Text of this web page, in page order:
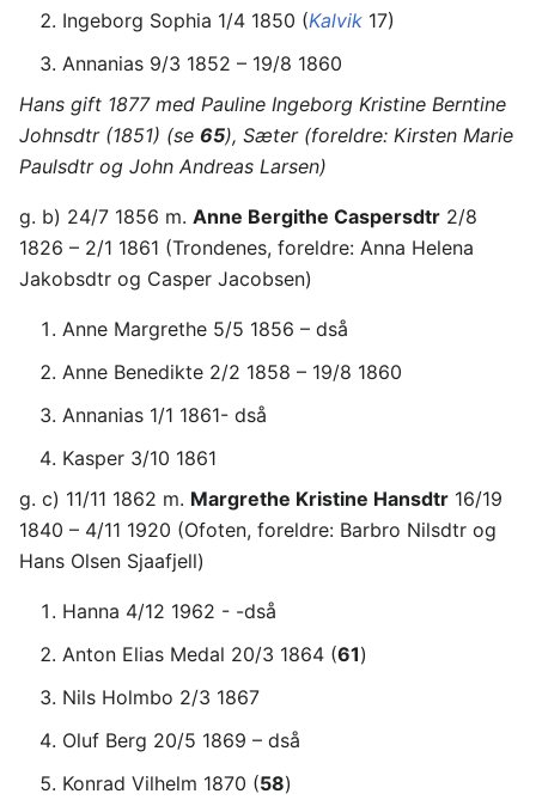
Ingeborg Sophia 1/4 1850 (Kalvik 17)
Annanias 9/3 1852 – 19/8 1860
Hans gift 1877 med Pauline Ingeborg Kristine Berntine
Johnsdtr (1851) (se 65), Sæter (foreldre: Kirsten Marie
Paulsdtr og John Andreas Larsen)
g. b) 24/7 1856 m. Anne Bergithe Caspersdtr 2/8
1826 – 2/1 1861 (Trondenes, foreldre: Anna Helena
Jakobsdtr og Casper Jacobsen)
Anne Margrethe 5/5 1856 – dså
Anne Benedikte 2/2 1858 – 19/8 1860
Annanias 1/1 1861- dså
Kasper 3/10 1861
g. c) 11/11 1862 m. Margrethe Kristine Hansdtr 16/19
1840 – 4/11 1920 (Ofoten, foreldre: Barbro Nilsdtr og
Hans Olsen Sjaafjell)
Hanna 4/12 1962 - -dså
Anton Elias Medal 20/3 1864 (61)
Nils Holmbo 2/3 1867
Oluf Berg 20/5 1869 – dså
Konrad Vilhelm 1870 (58)